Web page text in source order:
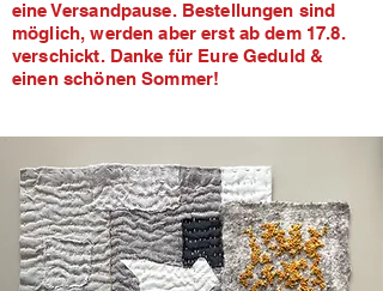
eine Versandpause. Bestellungen sind
möglich, werden aber erst ab dem 17.8.
verschickt. Danke für Eure Geduld &
einen schönen Sommer!